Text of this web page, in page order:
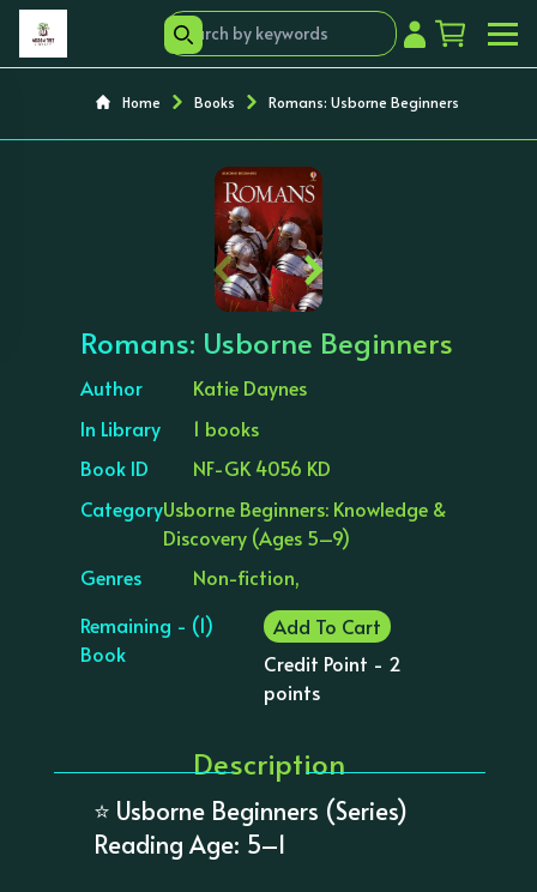
Home Books Romans: Usborne Beginners
‹ ›
Romans: Usborne Beginners
Author
Katie Daynes
In Library
1 books
Book ID
NF-GK 4056 KD
CategoryUsborne Beginners: Knowledge &
Discovery (Ages 5–9)
Genres
Non-fiction,
Remaining - (1)
Book
Add To Cart
Credit Point - 2
points
Description
⭐ Usborne Beginners (Series)
Reading Age: 5–1